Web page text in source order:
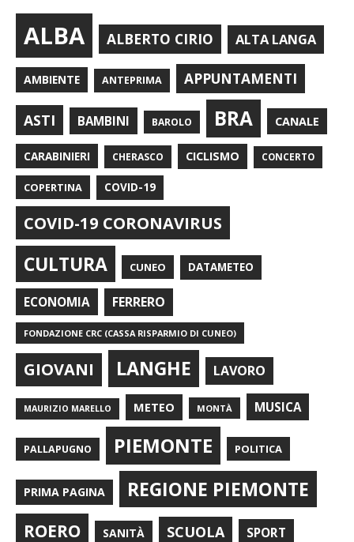
ALBA ALBERTO CIRIO ALTA LANGA
AMBIENTE ANTEPRIMA APPUNTAMENTI
ASTI BAMBINI BAROLO BRA CANALE
CARABINIERI CHERASCO CICLISMO CONCERTO
COPERTINA COVID-19
COVID-19 CORONAVIRUS
CULTURA CUNEO DATAMETEO
ECONOMIA FERRERO
FONDAZIONE CRC (CASSA RISPARMIO DI CUNEO)
GIOVANI LANGHE LAVORO
MAURIZIO MARELLO METEO MONTÀ MUSICA
PALLAPUGNO PIEMONTE POLITICA
PRIMA PAGINA REGIONE PIEMONTE
ROERO SANITÀ SCUOLA SPORT